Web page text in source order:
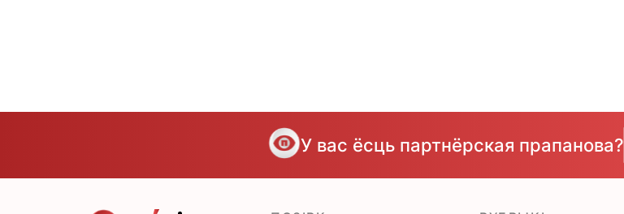
У вас ёсць партнёрская прапанова?